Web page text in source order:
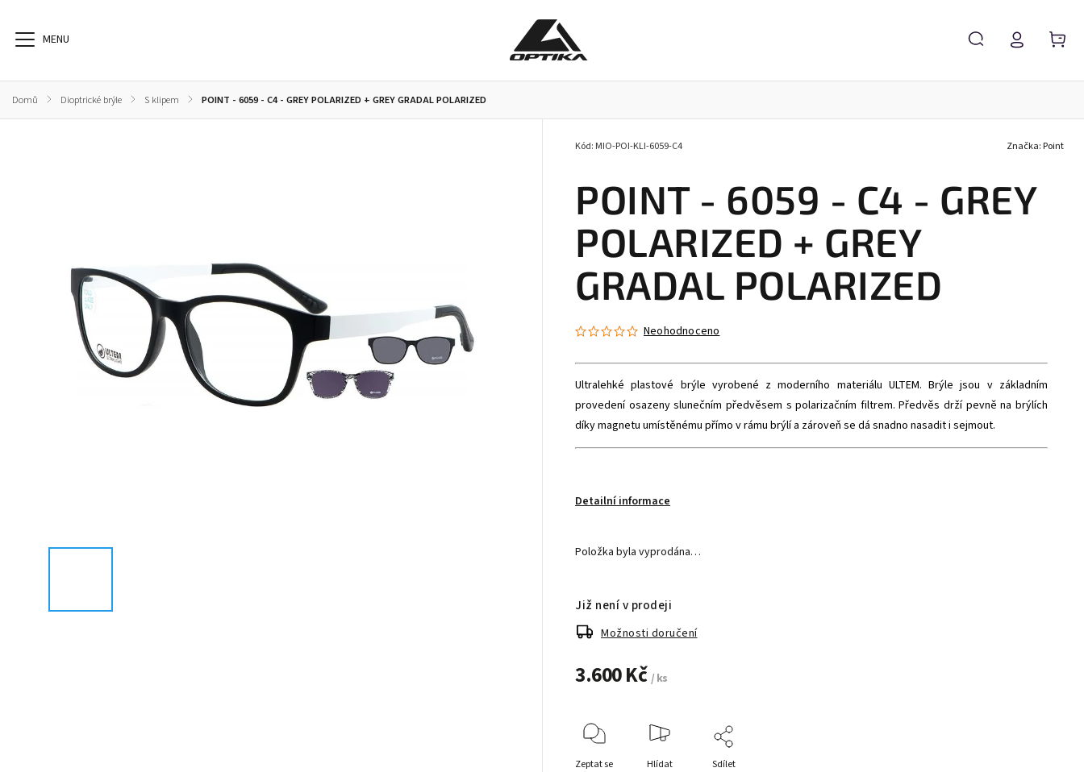
Domů / Dioptrické brýle / S klipem / POINT - 6059 - C4 - GREY POLARIZED + GREY GRADAL POLARIZED
POINT - 6059 - C4 - GREY
POLARIZED + GREY
GRADAL POLARIZED
Kód: MIO-POI-KLI-6059-C4
Neohodnoceno
Ultralehké plastové brýle vyrobené z moderního materiálu ULTEM. Brýle jsou v základním
provedení osazeny slunečním předvěsem s polarizačním filtrem. Předvěs drží pevně na brýlích
díky magnetu umístěnému přímo v rámu brýlí a zároveň se dá snadno nasadit i sejmout.
Detailní informace
Značka: Point
Položka byla vyprodána…
3.600 Kč / ks
Již není v prodeji
Možnosti doručení
Zeptat se Hlídat Sdílet